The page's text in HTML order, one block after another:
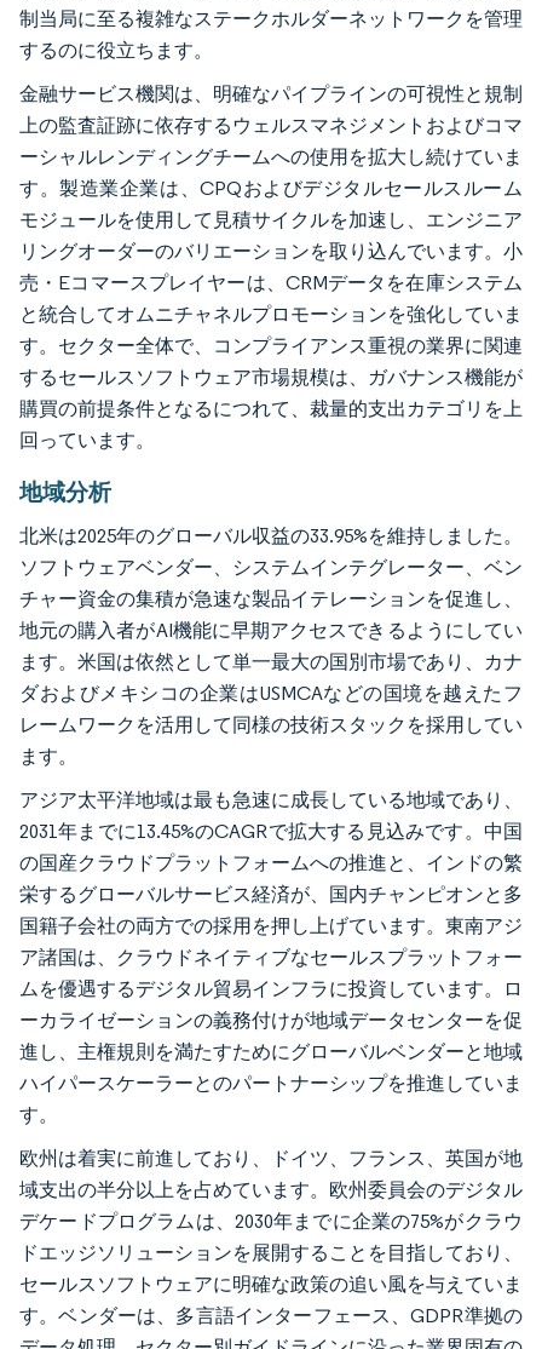
制当局に至る複雑なステークホルダーネットワークを管理
するのに役立ちます。
金融サービス機関は、明確なパイプラインの可視性と規制
上の監査証跡に依存するウェルスマネジメントおよびコマ
ーシャルレンディングチームへの使用を拡大し続けていま
す。製造業企業は、CPQおよびデジタルセールスルーム
モジュールを使用して見積サイクルを加速し、エンジニア
リングオーダーのバリエーションを取り込んでいます。小
売・Eコマースプレイヤーは、CRMデータを在庫システム
と統合してオムニチャネルプロモーションを強化していま
す。セクター全体で、コンプライアンス重視の業界に関連
するセールスソフトウェア市場規模は、ガバナンス機能が
購買の前提条件となるにつれて、裁量的支出カテゴリを上
回っています。
地域分析
北米は2025年のグローバル収益の33.95%を維持しました。
ソフトウェアベンダー、システムインテグレーター、ベン
チャー資金の集積が急速な製品イテレーションを促進し、
地元の購入者がAI機能に早期アクセスできるようにしてい
ます。米国は依然として単一最大の国別市場であり、カナ
ダおよびメキシコの企業はUSMCAなどの国境を越えたフ
レームワークを活用して同様の技術スタックを採用してい
ます。
アジア太平洋地域は最も急速に成長している地域であり、
2031年までに13.45%のCAGRで拡大する見込みです。中国
の国産クラウドプラットフォームへの推進と、インドの繁
栄するグローバルサービス経済が、国内チャンピオンと多
国籍子会社の両方での採用を押し上げています。東南アジ
ア諸国は、クラウドネイティブなセールスプラットフォー
ムを優遇するデジタル貿易インフラに投資しています。ロ
ーカライゼーションの義務付けが地域データセンターを促
進し、主権規則を満たすためにグローバルベンダーと地域
ハイパースケーラーとのパートナーシップを推進していま
す。
欧州は着実に前進しており、ドイツ、フランス、英国が地
域支出の半分以上を占めています。欧州委員会のデジタル
デケードプログラムは、2030年までに企業の75%がクラウ
ドエッジソリューションを展開することを目指しており、
セールスソフトウェアに明確な政策の追い風を与えていま
す。ベンダーは、多言語インターフェース、GDPR準拠の